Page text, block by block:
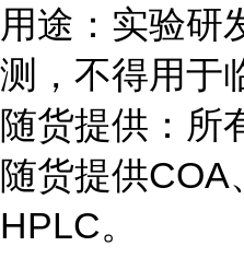
用途：实验研
测，不得用于
随货提供：所
随货提供COA
HPLC。